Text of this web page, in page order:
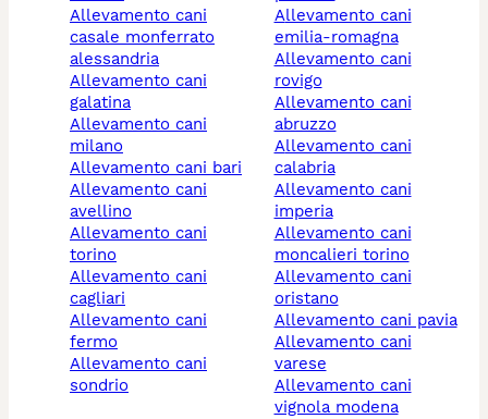
allevamento cani
casale monferrato
alessandria
allevamento cani
galatina
allevamento cani
milano
allevamento cani bari
allevamento cani
avellino
allevamento cani
torino
allevamento cani
cagliari
allevamento cani
fermo
allevamento cani
sondrio
allevamento cani
emilia-romagna
allevamento cani
rovigo
allevamento cani
abruzzo
allevamento cani
calabria
allevamento cani
imperia
allevamento cani
moncalieri torino
allevamento cani
oristano
allevamento cani pavia
allevamento cani
varese
allevamento cani
vignola modena